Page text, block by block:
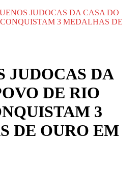
JUDOCAS DA CASA DO
3 MEDALHAS DE
JUDOCAS DA
DE RIO
3
DE OURO EM